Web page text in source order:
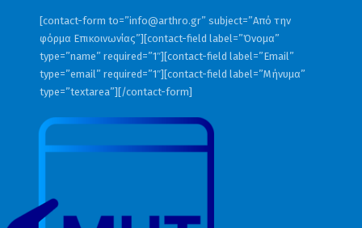
[contact-form to=”info@arthro.gr” subject=”Από την
φόρμα Επικοινωνίας”][contact-field label=”Όνομα”
type=”name” required=”1″][contact-field label=”Email”
type=”email” required=”1″][contact-field label=”Μήνυμα”
type=”textarea”][/contact-form]